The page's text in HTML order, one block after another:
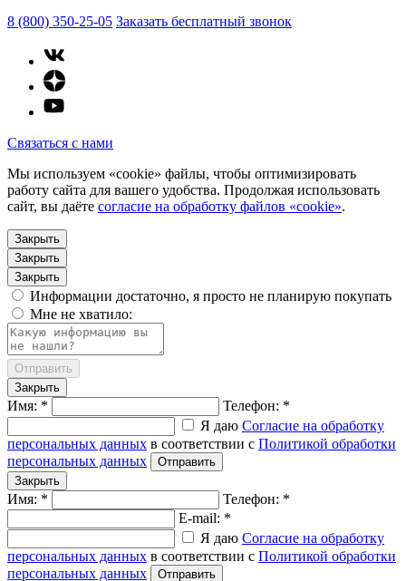
8 (800) 350-25-05 Заказать бесплатный звонок
Связаться с нами
Мы используем «cookie» файлы, чтобы оптимизировать
работу сайта для вашего удобства. Продолжая использовать
сайт, вы даёте согласие на обработку файлов «cookie».
Закрыть
Закрыть
Закрыть
Информации достаточно, я просто не планирую покупать
Мне не хватило:
Отправить
Закрыть
Имя: *
Телефон: *
Я даю Согласие на обработку
персональных данных в соответствии с Политикой обработки
персональных данных
Отправить
Закрыть
Имя: *
Телефон: *
E-mail: *
Я даю Согласие на обработку
персональных данных в соответствии с Политикой обработки
персональных данных
Отправить